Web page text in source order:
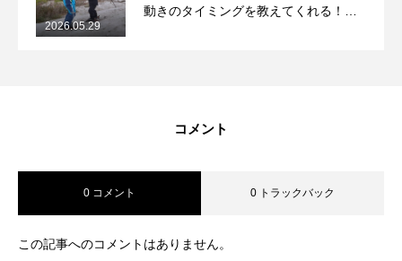
動きのタイミングを教えてくれる！
2026.05.29
コメント
0 コメント 0 トラックバック
この記事へのコメントはありません。